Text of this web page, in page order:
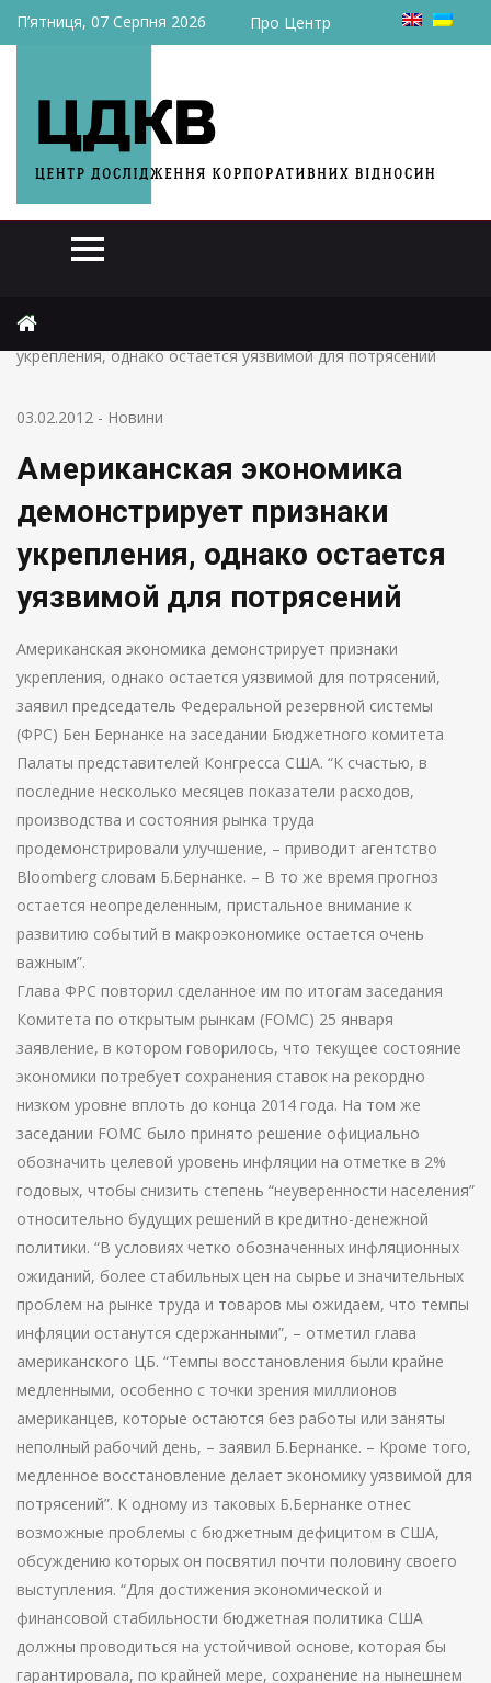
П’ятниця, 07 Серпня 2026 Про Центр
Американская экономика демонстрирует признаки
укрепления, однако остается уязвимой для потрясений
03.02.2012 - Новини
Американская экономика
демонстрирует признаки
укрепления, однако остается
уязвимой для потрясений
Американская экономика демонстрирует признаки
укрепления, однако остается уязвимой для потрясений,
заявил председатель Федеральной резервной системы
(ФРС) Бен Бернанке на заседании Бюджетного комитета
Палаты представителей Конгресса США. “К счастью, в
последние несколько месяцев показатели расходов,
производства и состояния рынка труда
продемонстрировали улучшение, – приводит агентство
Bloomberg словам Б.Бернанке. – В то же время прогноз
остается неопределенным, пристальное внимание к
развитию событий в макроэкономике остается очень
важным”.
Глава ФРС повторил сделанное им по итогам заседания
Комитета по открытым рынкам (FOMC) 25 января
заявление, в котором говорилось, что текущее состояние
экономики потребует сохранения ставок на рекордно
низком уровне вплоть до конца 2014 года. На том же
заседании FOMC было принято решение официально
обозначить целевой уровень инфляции на отметке в 2%
годовых, чтобы снизить степень “неуверенности населения”
относительно будущих решений в кредитно-денежной
политики. “В условиях четко обозначенных инфляционных
ожиданий, более стабильных цен на сырье и значительных
проблем на рынке труда и товаров мы ожидаем, что темпы
инфляции останутся сдержанными”, – отметил глава
американского ЦБ. “Темпы восстановления были крайне
медленными, особенно с точки зрения миллионов
американцев, которые остаются без работы или заняты
неполный рабочий день, – заявил Б.Бернанке. – Кроме того,
медленное восстановление делает экономику уязвимой для
потрясений”. К одному из таковых Б.Бернанке отнес
возможные проблемы с бюджетным дефицитом в США,
обсуждению которых он посвятил почти половину своего
выступления. “Для достижения экономической и
финансовой стабильности бюджетная политика США
должны проводиться на устойчивой основе, которая бы
гарантировала, по крайней мере, сохранение на нынешнем